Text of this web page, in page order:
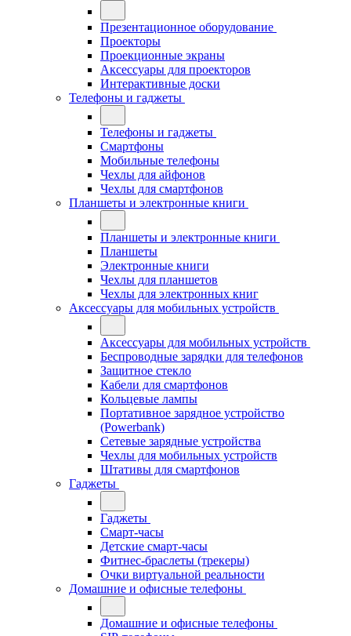
Презентационное оборудование
Проекторы
Проекционные экраны
Аксессуары для проекторов
Интерактивные доски
Телефоны и гаджеты
Телефоны и гаджеты
Смартфоны
Мобильные телефоны
Чехлы для айфонов
Чехлы для смартфонов
Планшеты и электронные книги
Планшеты и электронные книги
Планшеты
Электронные книги
Чехлы для планшетов
Чехлы для электронных книг
Аксессуары для мобильных устройств
Аксессуары для мобильных устройств
Беспроводные зарядки для телефонов
Защитное стекло
Кабели для смартфонов
Кольцевые лампы
Портативное зарядное устройство
(Powerbank)
Сетевые зарядные устройства
Чехлы для мобильных устройств
Штативы для смартфонов
Гаджеты
Гаджеты
Смарт-часы
Детские смарт-часы
Фитнес-браслеты (трекеры)
Очки виртуальной реальности
Домашние и офисные телефоны
Домашние и офисные телефоны